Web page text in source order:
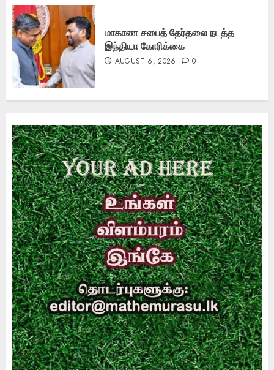
மாகாண சபைத் தேர்தலை நடத்த
இந்தியா கோரிக்கை
AUGUST 6, 2026 0